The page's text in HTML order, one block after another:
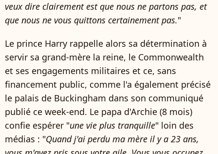
veux dire clairement est que nous ne partons pas, et
que nous ne vous quittons certainement pas."
Le prince Harry rappelle alors sa détermination à
servir sa grand-mère la reine, le Commonwealth
et ses engagements militaires et ce, sans
financement public, comme l'a également précisé
le palais de Buckingham dans son communiqué
publié ce week-end. Le papa d'Archie (8 mois)
confie espérer "une vie plus tranquille" loin des
médias : "Quand j'ai perdu ma mère il y a 23 ans,